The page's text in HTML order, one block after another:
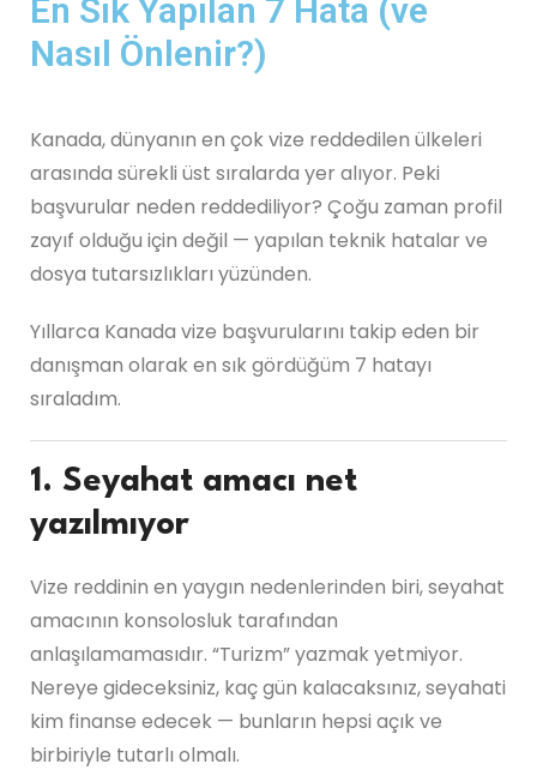
En Sık Yapılan 7 Hata (ve
Nasıl Önlenir?)
Kanada, dünyanın en çok vize reddedilen ülkeleri
arasında sürekli üst sıralarda yer alıyor. Peki
başvurular neden reddediliyor? Çoğu zaman profil
zayıf olduğu için değil — yapılan teknik hatalar ve
dosya tutarsızlıkları yüzünden.
Yıllarca Kanada vize başvurularını takip eden bir
danışman olarak en sık gördüğüm 7 hatayı
sıraladım.
1. Seyahat amacı net
yazılmıyor
Vize reddinin en yaygın nedenlerinden biri, seyahat
amacının konsolosluk tarafından
anlaşılamamasıdır. “Turizm” yazmak yetmiyor.
Nereye gideceksiniz, kaç gün kalacaksınız, seyahati
kim finanse edecek — bunların hepsi açık ve
birbiriyle tutarlı olmalı.